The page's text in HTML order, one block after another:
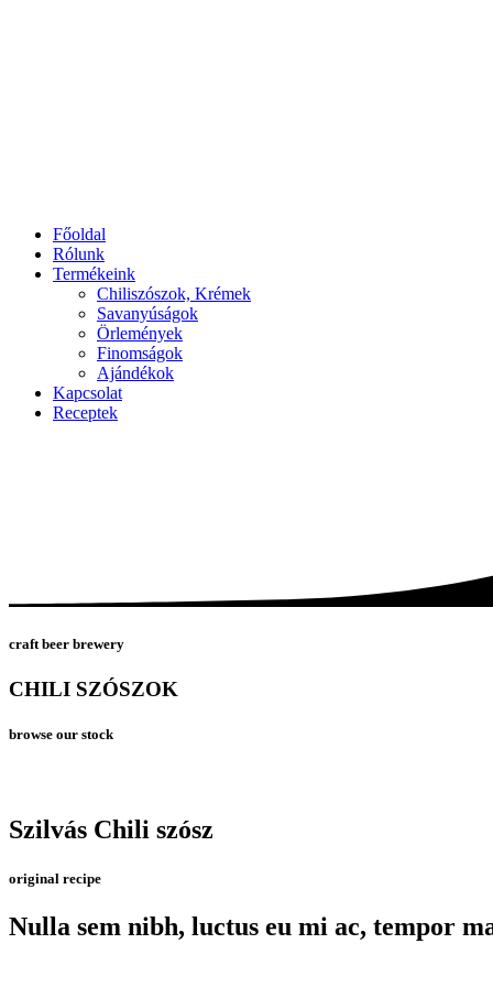
Főoldal
Rólunk
Termékeink
Chiliszószok, Krémek
Savanyúságok
Örlemények
Finomságok
Ajándékok
Kapcsolat
Receptek
craft beer brewery
CHILI SZÓSZOK
browse our stock
Szilvás Chili szósz
original recipe
Nulla sem nibh, luctus eu mi ac, tempor